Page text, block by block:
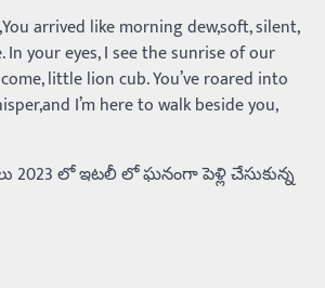
arrived like morning dew,soft, silent,
your eyes, I see the sunrise of our
little lion cub. You’ve roared into
I’m here to walk beside you,
2023 లో ఇటలీ లో ఘనంగా పెళ్లి చేసుకున్న